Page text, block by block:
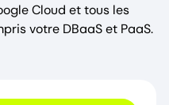
Cloud et tous les
votre DBaaS et PaaS.